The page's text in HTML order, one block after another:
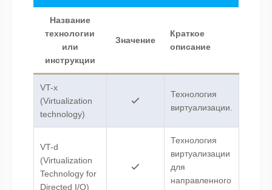
Название
технологии
или
инструкции
Значение
Краткое
описание
VT-x
(Virtualization
technology)
Технология
виртуализации.
VT-d
(Virtualization
Technology for
Directed I/O)
Технология
виртуализации
для
направленного